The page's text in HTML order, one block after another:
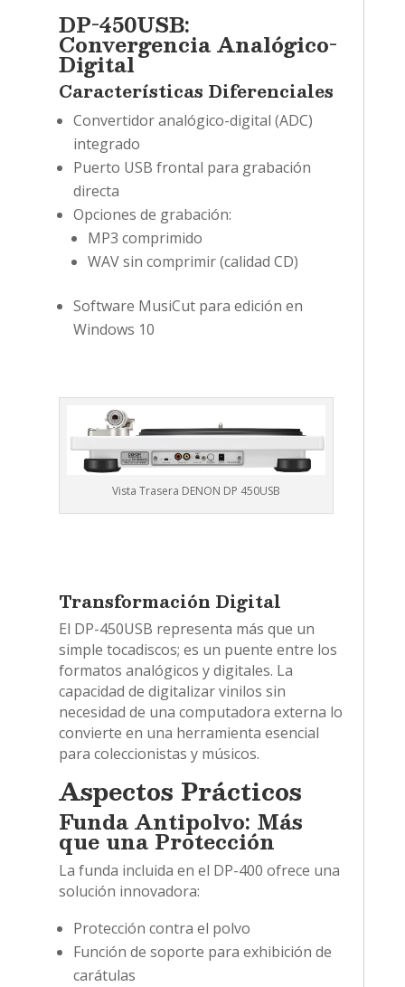
DP-450USB:
Convergencia Analógico-
Digital
Características Diferenciales
Convertidor analógico-digital (ADC)
integrado
Puerto USB frontal para grabación
directa
Opciones de grabación:
MP3 comprimido
WAV sin comprimir (calidad CD)
Software MusiCut para edición en
Windows 10
Vista Trasera DENON DP 450USB
Transformación Digital
El DP-450USB representa más que un
simple tocadiscos; es un puente entre los
formatos analógicos y digitales. La
capacidad de digitalizar vinilos sin
necesidad de una computadora externa lo
convierte en una herramienta esencial
para coleccionistas y músicos.
Aspectos Prácticos
Funda Antipolvo: Más
que una Protección
La funda incluida en el DP-400 ofrece una
solución innovadora:
Protección contra el polvo
Función de soporte para exhibición de
carátulas